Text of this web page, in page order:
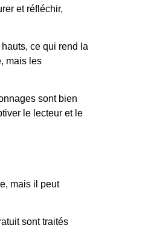
et réfléchir,
ce qui rend la
mais les
sont bien
le lecteur et le
mais il peut
sont traités